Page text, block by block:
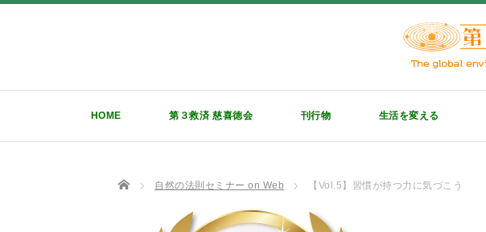
HOME 第３救済 慈喜徳会 刊行物 生活を変える
TOP 自然の法則セミナー on Web 【Vol.5】習慣が持つ力に気づこう